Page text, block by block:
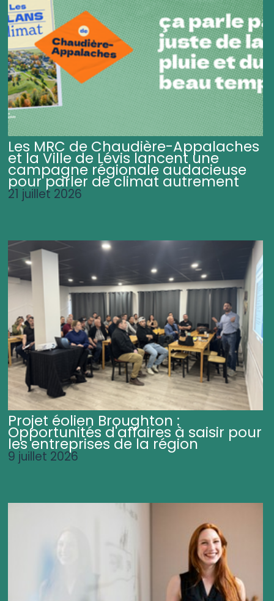
Les MRC de Chaudière-Appalaches
et la Ville de Lévis lancent une
campagne régionale audacieuse
pour parler de climat autrement
21 juillet 2026
Projet éolien Broughton :
Opportunités d'affaires à saisir pour
les entreprises de la région
9 juillet 2026